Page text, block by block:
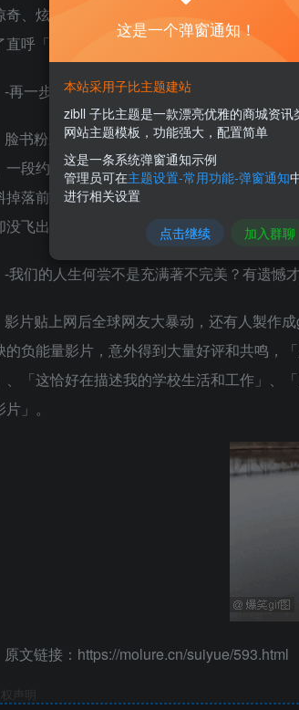
奇、炫丽的特效，没有洗脑的音乐，没有大
直呼「强迫症快发作」，却从中得到另类的快
-再一步传档就要完成，却卡死前功尽弃。
脸书粉丝团「La parte strana dell’Internet」
一段约2至4秒钟，叙述著「马上就要成功最
掉落前卡住、篮球在框上打转最后没进、推
没飞出……。
-我们的人生何尝不是充满著不完美？有遗憾
影片贴上网后全球网友大暴动，还有人製作
的负能量影片，意外得到大量好评和共鸣，
、「这恰好在描述我的学校生活和工作」、
」。
原文链接：https://molure.cn/suiyue/593.html
声明
这是一个弹窗通知！
本站采用子比主题建站
zibll 子比主题是一款漂亮优雅的商城资讯
网站主题模板，功能强大，配置简单
这是一条系统弹窗通知示例
管理员可在主题设置-常用功能-弹窗通知
进行相关设置
点击继续 加入群聊